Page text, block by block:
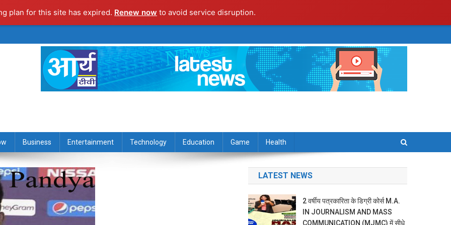
plan for this site has expired. Renew now to avoid service disruption.
Business Entertainment Technology Education Game Health
LATEST NEWS
2 वर्षीय पत्रकारिता के डिग्री कोर्स M.A.
IN JOURNALISM AND MASS
COMMUNICATION (MJMC) में सीधे